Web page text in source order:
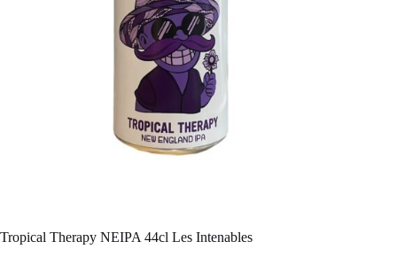
Tropical Therapy NEIPA 44cl Les Intenables